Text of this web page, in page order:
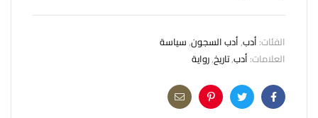
الفئات: أدب,أدب السجون,سياسة
العلامات: أدب,تاريخ,رواية
Facebook
Twitter
Pinterest
Email